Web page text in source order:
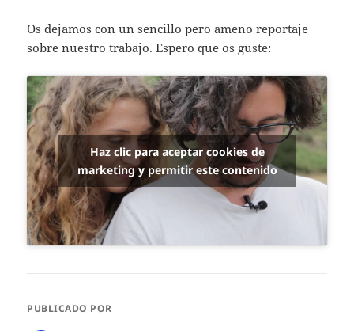
Os dejamos con un sencillo pero ameno reportaje
sobre nuestro trabajo. Espero que os guste:
Haz clic para aceptar cookies de
marketing y permitir este contenido
PUBLICADO POR